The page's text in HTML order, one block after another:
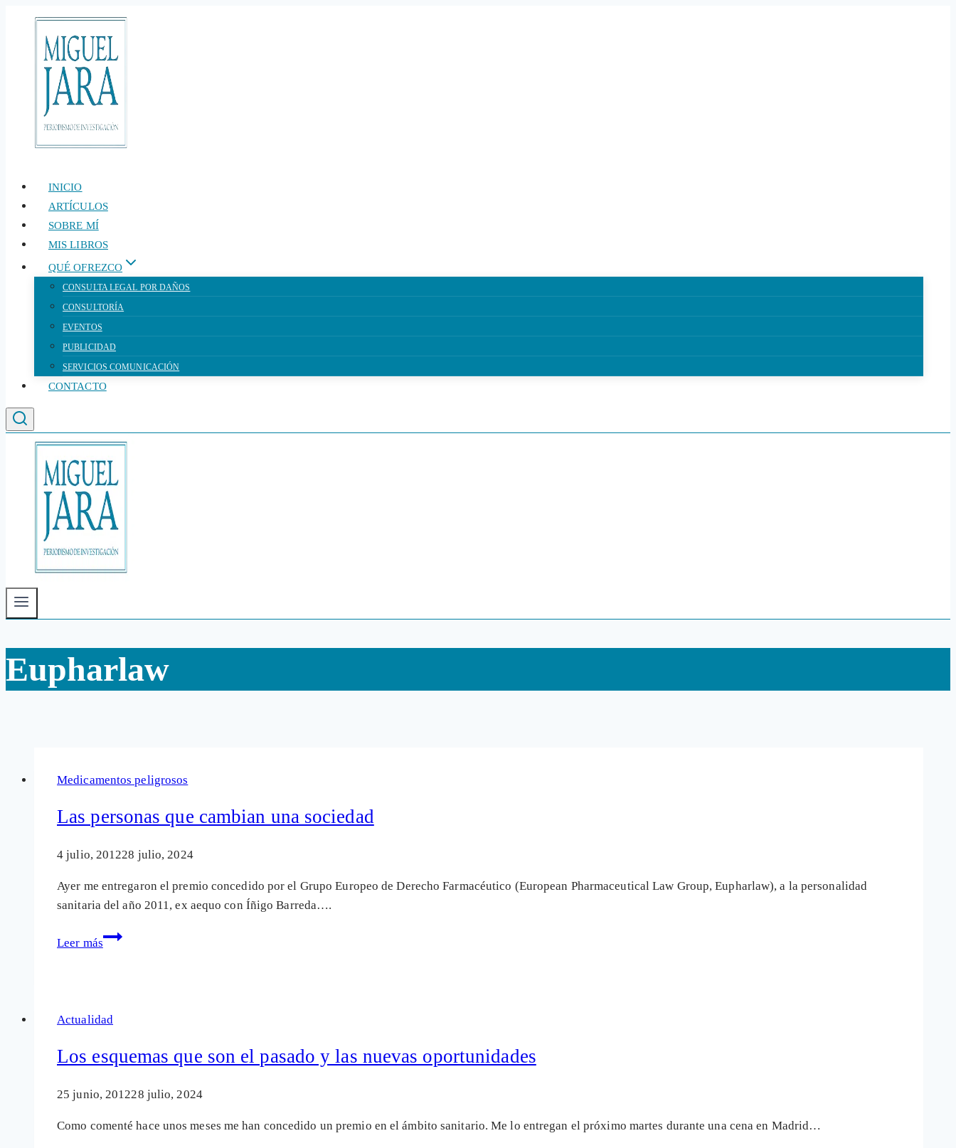
contenido
INICIO
ARTÍCULOS
SOBRE MÍ
MIS LIBROS
QUÉ OFREZCO
CONSULTA LEGAL POR DAÑOS
CONSULTORÍA
EVENTOS
PUBLICIDAD
SERVICIOS COMUNICACIÓN
CONTACTO
Eupharlaw
Medicamentos peligrosos
Las personas que cambian una sociedad
4 julio, 201228 julio, 2024
Ayer me entregaron el premio concedido por el Grupo Europeo de Derecho Farmacéutico (European Pharmaceutical Law Group, Eupharlaw), a la personalidad
sanitaria del año 2011, ex aequo con Íñigo Barreda….
Leer más
Las
una
Actualidad
Los esquemas que son el pasado y las nuevas oportunidades
25 junio, 201228 julio, 2024
Como comenté hace unos meses me han concedido un premio en el ámbito sanitario. Me lo entregan el próximo martes durante una cena en Madrid…